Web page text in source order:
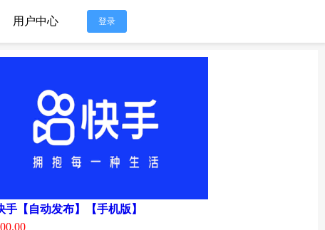
用户中心 登录
手【自动发布】【手机版】